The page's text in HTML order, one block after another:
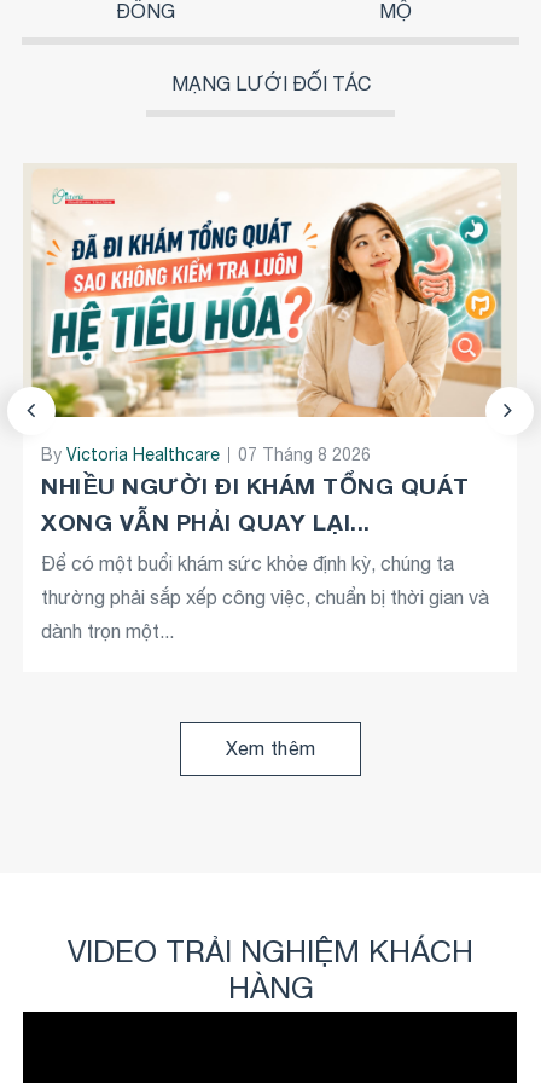
ĐỒNG MỘ
MẠNG LƯỚI ĐỐI TÁC
ByVictoria Healthcare 08 Tháng 4 2026
CŨNG LÀ BẠN - NHƯNG KHÁC NHAU Ở
MỘT QUYẾT ĐỊNH: KHÁM...
- Luôn bận rộn - Ngại đi khám vì chưa thấy gì nghiêm
trọng - Nghĩ rằng vẫn còn thời gian Nhưng thực tế
là:...
Xem thêm
ByVictoria Healthcare 07 Tháng 8 2026
NHIỀU NGƯỜI ĐI KHÁM TỔNG QUÁT
XONG VẪN PHẢI QUAY LẠI...
Để có một buổi khám sức khỏe định kỳ, chúng ta
thường phải sắp xếp công việc, chuẩn bị thời gian và
dành trọn một...
Xem thêm
VIDEO TRẢI NGHIỆM KHÁCH
HÀNG